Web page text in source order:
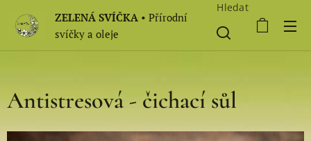
ZELENÁ SVÍČKA • Přírodní
svíčky a oleje
Hledat
Antistresová - čichací sůl